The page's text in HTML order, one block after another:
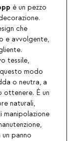
è un pezzo
che
e avvolgente,
tessile,
modo
o neutra, a
ottenere. È un
naturali,
panno